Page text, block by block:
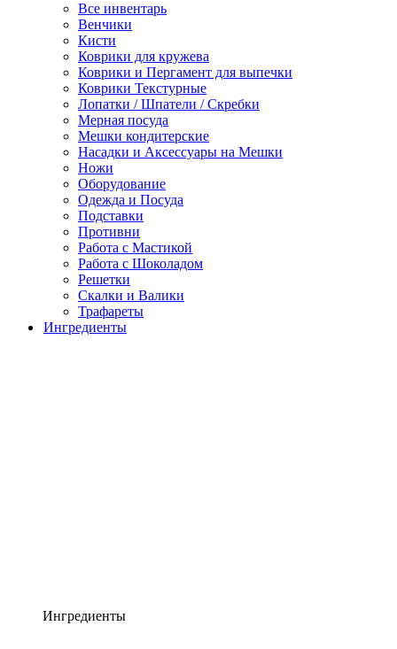
Все инвентарь
Венчики
Кисти
Коврики для кружева
Коврики и Пергамент для выпечки
Коврики Текстурные
Лопатки / Шпатели / Скребки
Мерная посуда
Мешки кондитерские
Насадки и Аксессуары на Мешки
Ножи
Оборудование
Одежда и Посуда
Подставки
Противни
Работа с Мастикой
Работа с Шоколадом
Решетки
Скалки и Валики
Трафареты
Ингредиенты
Ингредиенты